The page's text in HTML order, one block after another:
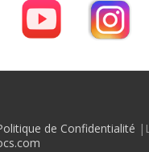
de Confidentialité